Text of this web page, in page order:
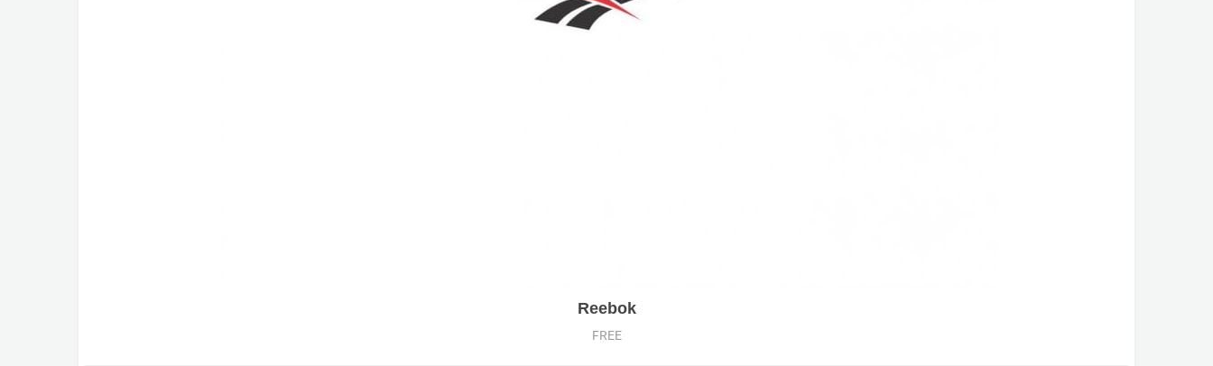
Reebok
FREE